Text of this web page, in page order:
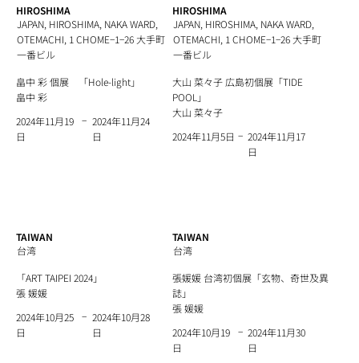
HIROSHIMA
JAPAN, HIROSHIMA, NAKA WARD,
OTEMACHI, 1 CHOME−1−26 大手町
一番ビル
畠中 彩 個展 「Hole-light」
畠中 彩
2024年11月19
日
− 2024年11月24
日
HIROSHIMA
JAPAN, HIROSHIMA, NAKA WARD,
OTEMACHI, 1 CHOME−1−26 大手町
一番ビル
大山 菜々子 広島初個展「TIDE
POOL」
大山 菜々子
2024年11月5日 − 2024年11月17
日
TAIWAN
台湾
「ART TAIPEI 2024」
張 媛媛
2024年10月25
日
− 2024年10月28
日
TAIWAN
台湾
張媛媛 台湾初個展「玄物、奇世及異
誌」
張 媛媛
2024年10月19
日
− 2024年11月30
日